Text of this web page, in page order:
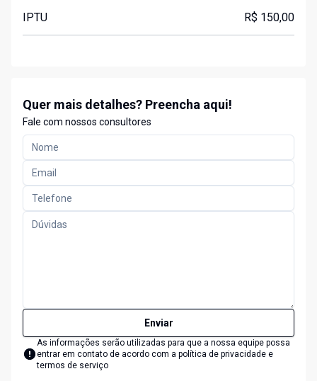
IPTU R$ 150,00
Quer mais detalhes? Preencha aqui!
Fale com nossos consultores
Enviar
As informações serão utilizadas para que a nossa equipe possa
entrar em contato de acordo com a política de privacidade e
termos de serviço